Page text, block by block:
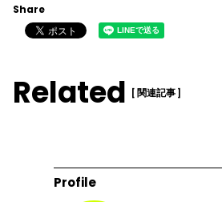
Share
Related [ 関連記事 ]
Profile